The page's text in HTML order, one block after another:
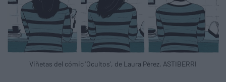
Viñetas del cómic 'Ocultos', de Laura Pérez. ASTIBERRI